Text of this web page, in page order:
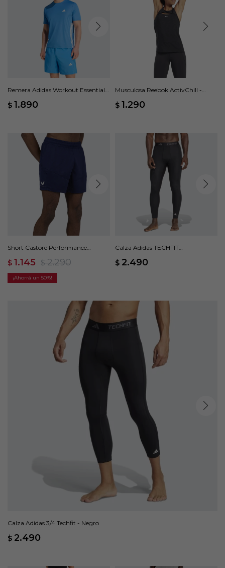
Remera Adidas Workout Essentials
$ 1.890
Musculosa Reebok ActivChill -
$ 1.290
Short Castore Performance
$ 1.145 $ 2.290
50
Calza Adidas TECHFIT
$ 2.490
Calza Adidas 3/4 Techfit - Negro
$ 2.490